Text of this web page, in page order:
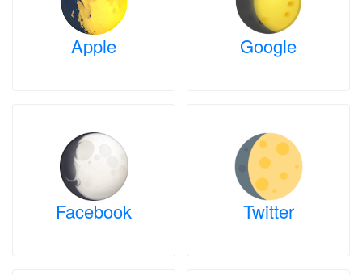
Apple Google
Facebook Twitter